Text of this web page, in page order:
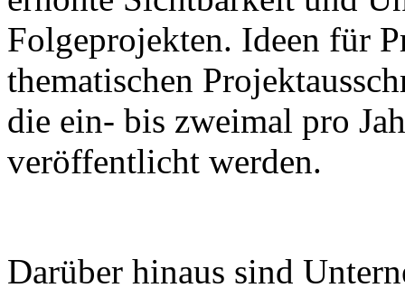
Folgeprojekten. Ideen für
thematischen
die ein- bis zweimal pro
veröffentlicht werden.
Darüber hinaus sind